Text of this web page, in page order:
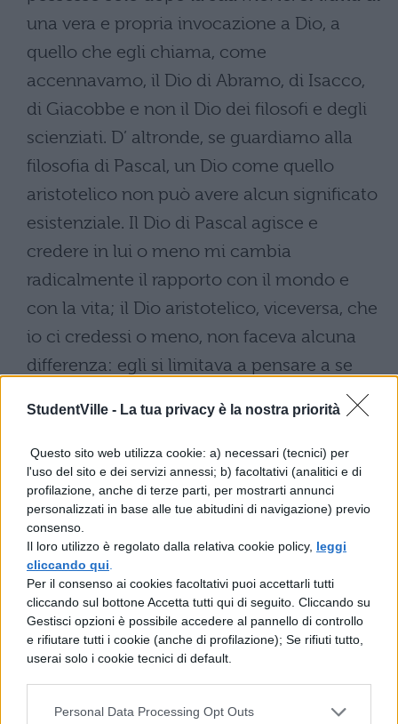
StudentVille - La tua privacy è la nostra priorità
Questo sito web utilizza cookie: a) necessari (tecnici) per
l'uso del sito e dei servizi annessi; b) facoltativi (analitici e di
profilazione, anche di terze parti, per mostrarti annunci
personalizzati in base alle tue abitudini di navigazione) previo
consenso.
Il loro utilizzo è regolato dalla relativa cookie policy, leggi
cliccando qui
Per il consenso ai cookies facoltativi puoi accettarli tutti
cliccando sul bottone Accetta tutti qui di seguito. Cliccando su
Gestisci opzioni è possibile accedere al pannello di controllo
e rifiutare tutti i cookie (anche di profilazione); Se rifiuti tutto,
userai solo i cookie tecnici di default.
Personal Data Processing Opt Outs